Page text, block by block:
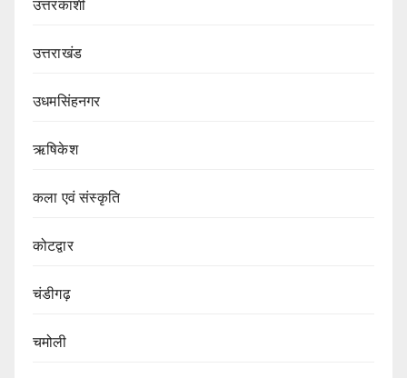
उत्तरकाशी
उत्तराखंड
उधमसिंहनगर
ऋषिकेश
कला एवं संस्कृति
कोटद्वार
चंडीगढ़
चमोली